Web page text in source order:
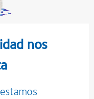
nos